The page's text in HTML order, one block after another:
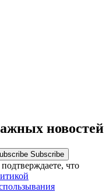
новостей
Subscribe
что